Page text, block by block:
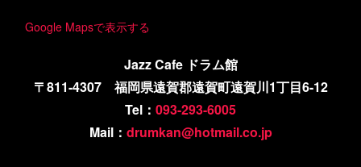
Google Mapsで表示する
Jazz Cafe ドラム館
〒811-4307 福岡県遠賀郡遠賀町遠賀川1丁目6-12
Tel： 093-293-6005
Mail： drumkan@hotmail.co.jp